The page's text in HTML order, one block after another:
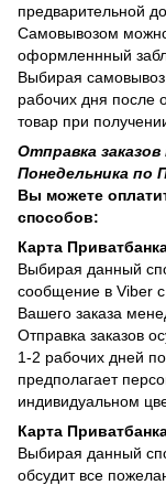
предварительной
Самовывозом можно
оформленнный
Выбирая
рабочих дня после
товар при
Отправка
Понедельника по
Вы можете
способов:
Карта
Выбирая данный
сообщение в Viber
Вашего заказа
Отправка заказов
1-2 рабочих дней
предполагает
индивидуальном
Карта
Выбирая данный
обсудит все